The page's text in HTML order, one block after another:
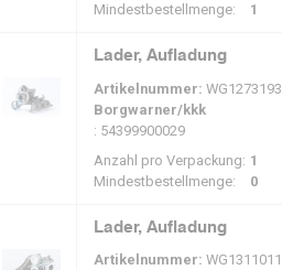
Mindestbestellmenge:
1
Lader, Aufladung
Artikelnummer: WG1273193
Borgwarner/kkk
: 54399900029
Anzahl pro Verpackung: 1
Mindestbestellmenge:
0
Lader, Aufladung
Artikelnummer: WG1311011